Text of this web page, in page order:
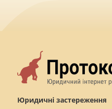
Юридичні застереження